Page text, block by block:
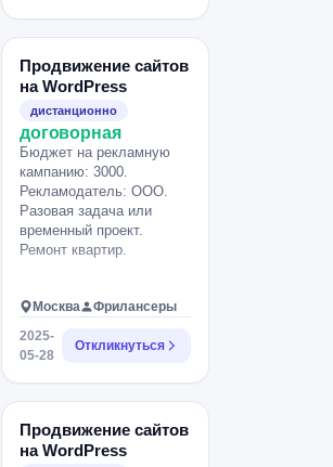
Продвижение сайтов
на WordPress
дистанционно
договорная
Бюджет на рекламную
кампанию: 3000.
Рекламодатель: ООО.
Разовая задача или
временный проект.
Ремонт квартир.
Москва
Фрилансеры
2025-
05-28
Откликнуться
Продвижение сайтов
на WordPress